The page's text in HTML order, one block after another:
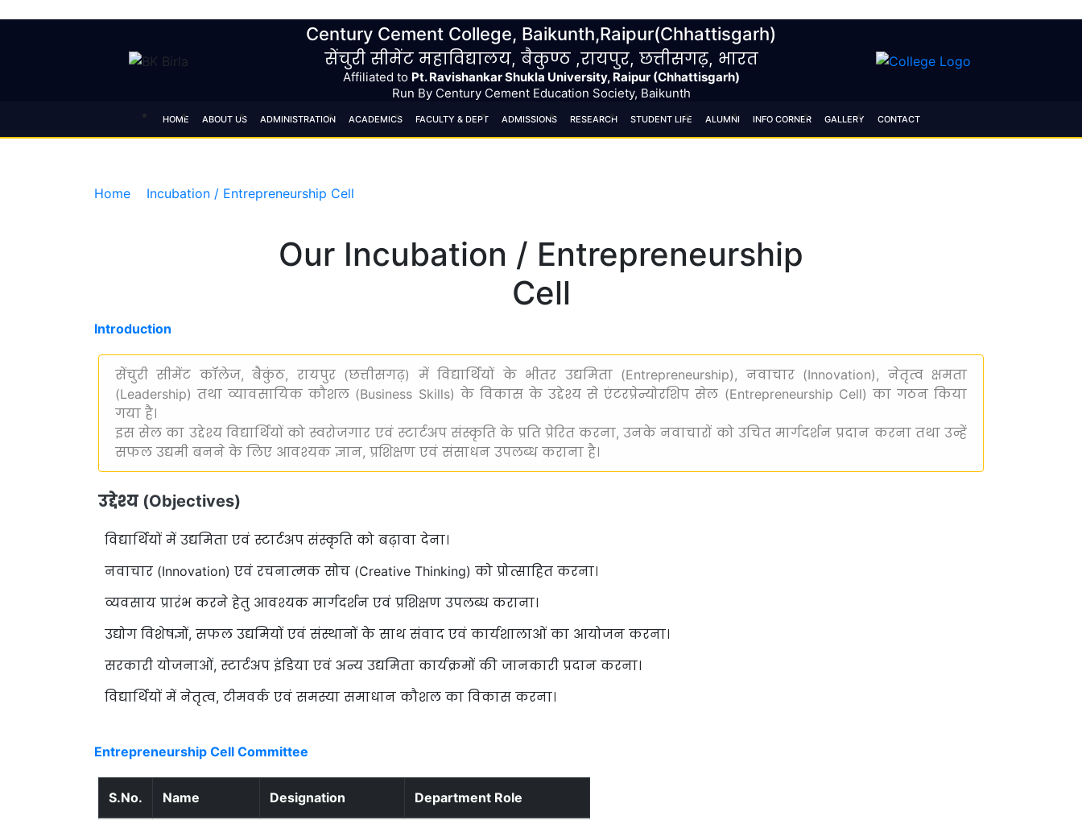
Century Cement College, Baikunth,Raipur(Chhattisgarh)
सेंचुरी सीमेंट महाविद्यालय, बैकुण्ठ ,रायपुर, छत्तीसगढ़, भारत
Affiliated to Pt. Ravishankar Shukla University, Raipur (Chhattisgarh)
Run By Century Cement Education Society, Baikunth
HOME ABOUT US ADMINISTRATION ACADEMICS FACULTY & DEPT ADMISSIONS RESEARCH STUDENT LIFE ALUMNI INFO CORNER GALLERY CONTACT
Home Incubation / Entrepreneurship Cell
Our Incubation / Entrepreneurship
Cell
Introduction
सेंचुरी सीमेंट कॉलेज, बैकुंठ, रायपुर (छत्तीसगढ़) में विद्यार्थियों के भीतर उद्यमिता (Entrepreneurship), नवाचार (Innovation), नेतृत्व क्षमता
(Leadership) तथा व्यावसायिक कौशल (Business Skills) के विकास के उद्देश्य से एंटरप्रेन्योरशिप सेल (Entrepreneurship Cell) का गठन किया
गया है।
इस सेल का उद्देश्य विद्यार्थियों को स्वरोजगार एवं स्टार्टअप संस्कृति के प्रति प्रेरित करना, उनके नवाचारों को उचित मार्गदर्शन प्रदान करना तथा उन्हें
सफल उद्यमी बनने के लिए आवश्यक ज्ञान, प्रशिक्षण एवं संसाधन उपलब्ध कराना है।
उद्देश्य (Objectives)
विद्यार्थियों में उद्यमिता एवं स्टार्टअप संस्कृति को बढ़ावा देना।
नवाचार (Innovation) एवं रचनात्मक सोच (Creative Thinking) को प्रोत्साहित करना।
व्यवसाय प्रारंभ करने हेतु आवश्यक मार्गदर्शन एवं प्रशिक्षण उपलब्ध कराना।
उद्योग विशेषज्ञों, सफल उद्यमियों एवं संस्थानों के साथ संवाद एवं कार्यशालाओं का आयोजन करना।
सरकारी योजनाओं, स्टार्टअप इंडिया एवं अन्य उद्यमिता कार्यक्रमों की जानकारी प्रदान करना।
विद्यार्थियों में नेतृत्व, टीमवर्क एवं समस्या समाधान कौशल का विकास करना।
Entrepreneurship Cell Committee
S.No. Name Designation Department Role